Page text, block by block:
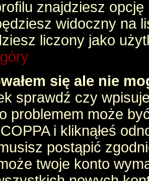
znajdziesz opcję
widoczny na
liczony jako
się ale nie
sprawdź czy
problemem może
i kliknąłeś
postąpić
twoje konto